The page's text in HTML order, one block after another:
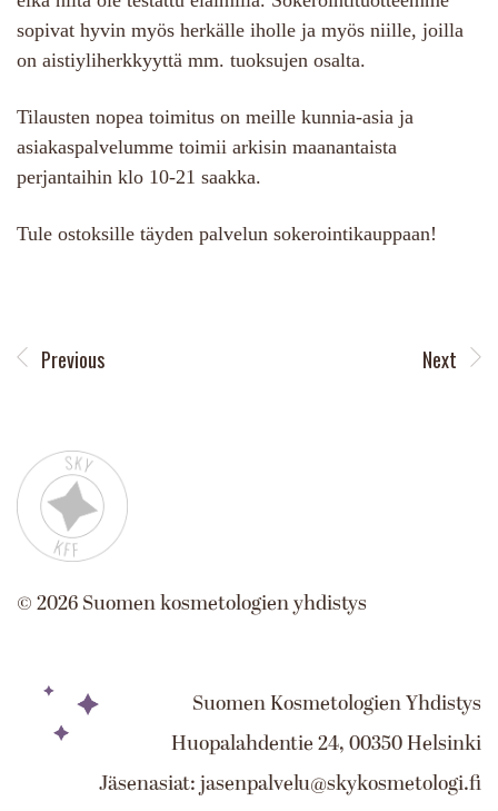
sopivat hyvin myös herkälle iholle ja myös niille, joilla
on aistiyliherkkyyttä mm. tuoksujen osalta.
Tilausten nopea toimitus on meille kunnia-asia ja
asiakaspalvelumme toimii arkisin maanantaista
perjantaihin klo 10-21 saakka.
Tule ostoksille täyden palvelun sokerointikauppaan!
Previous Next
©2026Suomen kosmetologien yhdistys
Suomen Kosmetologien Yhdistys
Huopalahdentie 24, 00350 Helsinki
Jäsenasiat: jasenpalvelu@skykosmetologi.fi